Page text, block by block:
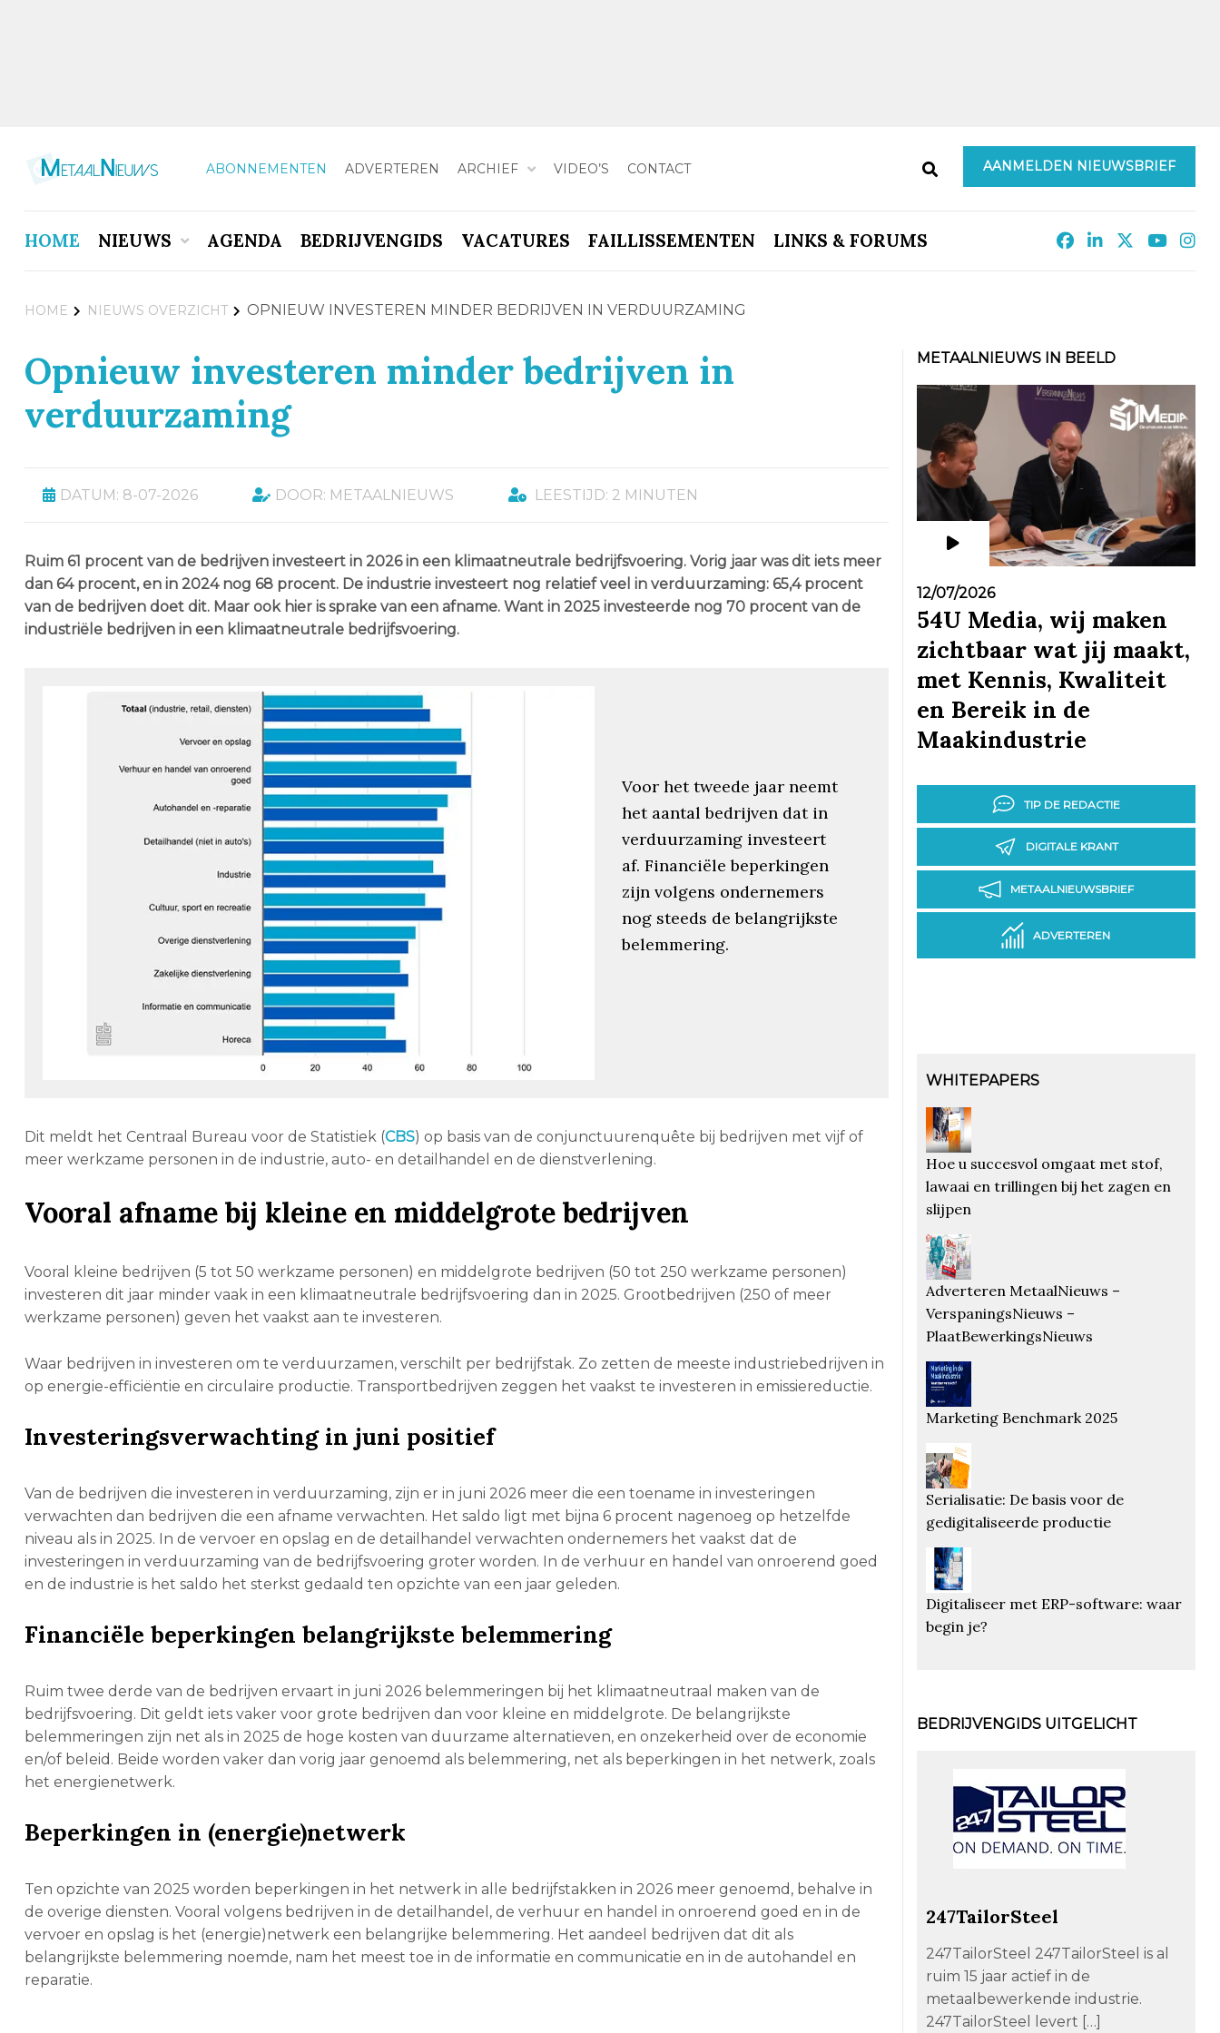
ABONNEMENTEN ADVERTEREN ARCHIEF VIDEO’S CONTACT AANMELDEN NIEUWSBRIEF
HOME NIEUWS AGENDA BEDRIJVENGIDS VACATURES FAILLISSEMENTEN LINKS & FORUMS
HOME NIEUWS OVERZICHT OPNIEUW INVESTEREN MINDER BEDRIJVEN IN VERDUURZAMING
Opnieuw investeren minder bedrijven in
verduurzaming
DATUM: 8-07-2026 DOOR: METAALNIEUWS LEESTIJD: 2 MINUTEN
Ruim 61 procent van de bedrijven investeert in 2026 in een klimaatneutrale bedrijfsvoering. Vorig jaar was dit iets meer
dan 64 procent, en in 2024 nog 68 procent. De industrie investeert nog relatief veel in verduurzaming: 65,4 procent
van de bedrijven doet dit. Maar ook hier is sprake van een afname. Want in 2025 investeerde nog 70 procent van de
industriële bedrijven in een klimaatneutrale bedrijfsvoering.
Voor het tweede jaar neemt
het aantal bedrijven dat in
verduurzaming investeert
af. Financiële beperkingen
zijn volgens ondernemers
nog steeds de belangrijkste
belemmering.
Dit meldt het Centraal Bureau voor de Statistiek (CBS) op basis van de conjunctuurenquête bij bedrijven met vijf of
meer werkzame personen in de industrie, auto- en detailhandel en de dienstverlening.
Vooral afname bij kleine en middelgrote bedrijven
Vooral kleine bedrijven (5 tot 50 werkzame personen) en middelgrote bedrijven (50 tot 250 werkzame personen)
investeren dit jaar minder vaak in een klimaatneutrale bedrijfsvoering dan in 2025. Grootbedrijven (250 of meer
werkzame personen) geven het vaakst aan te investeren.
Waar bedrijven in investeren om te verduurzamen, verschilt per bedrijfstak. Zo zetten de meeste industriebedrijven in
op energie-efficiëntie en circulaire productie. Transportbedrijven zeggen het vaakst te investeren in emissiereductie.
Investeringsverwachting in juni positief
Van de bedrijven die investeren in verduurzaming, zijn er in juni 2026 meer die een toename in investeringen
verwachten dan bedrijven die een afname verwachten. Het saldo ligt met bijna 6 procent nagenoeg op hetzelfde
niveau als in 2025. In de vervoer en opslag en de detailhandel verwachten ondernemers het vaakst dat de
investeringen in verduurzaming van de bedrijfsvoering groter worden. In de verhuur en handel van onroerend goed
en de industrie is het saldo het sterkst gedaald ten opzichte van een jaar geleden.
Financiële beperkingen belangrijkste belemmering
Ruim twee derde van de bedrijven ervaart in juni 2026 belemmeringen bij het klimaatneutraal maken van de
bedrijfsvoering. Dit geldt iets vaker voor grote bedrijven dan voor kleine en middelgrote. De belangrijkste
belemmeringen zijn net als in 2025 de hoge kosten van duurzame alternatieven, en onzekerheid over de economie
en/of beleid. Beide worden vaker dan vorig jaar genoemd als belemmering, net als beperkingen in het netwerk, zoals
het energienetwerk.
Beperkingen in (energie)netwerk
Ten opzichte van 2025 worden beperkingen in het netwerk in alle bedrijfstakken in 2026 meer genoemd, behalve in
de overige diensten. Vooral volgens bedrijven in de detailhandel, de verhuur en handel in onroerend goed en in de
vervoer en opslag is het (energie)netwerk een belangrijke belemmering. Het aandeel bedrijven dat dit als
belangrijkste belemmering noemde, nam het meest toe in de informatie en communicatie en in de autohandel en
reparatie.
METAALNIEUWS IN BEELD
12/07/2026
54U Media, wij maken
zichtbaar wat jij maakt,
met Kennis, Kwaliteit
en Bereik in de
Maakindustrie
TIP DE REDACTIE
DIGITALE KRANT
METAALNIEUWSBRIEF
ADVERTEREN
WHITEPAPERS
Hoe u succesvol omgaat met stof,
lawaai en trillingen bij het zagen en
slijpen
Adverteren MetaalNieuws –
VerspaningsNieuws –
PlaatBewerkingsNieuws
Marketing Benchmark 2025
Serialisatie: De basis voor de
gedigitaliseerde productie
Digitaliseer met ERP-software: waar
begin je?
BEDRIJVENGIDS UITGELICHT
247TailorSteel
247TailorSteel 247TailorSteel is al
ruim 15 jaar actief in de
metaalbewerkende industrie.
247TailorSteel levert […]